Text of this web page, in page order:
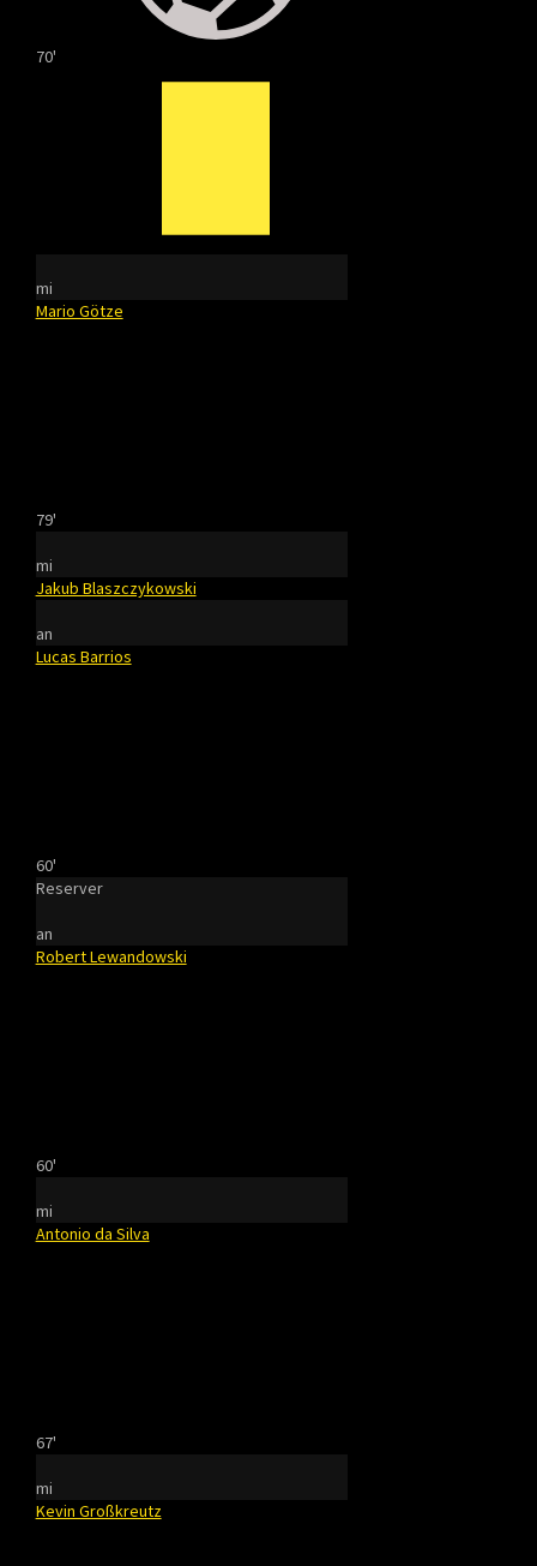
70'
mi
Mario Götze
79'
mi
Jakub Blaszczykowski
an
Lucas Barrios
60'
Reserver
an
Robert Lewandowski
60'
mi
Antonio da Silva
67'
mi
Kevin Großkreutz